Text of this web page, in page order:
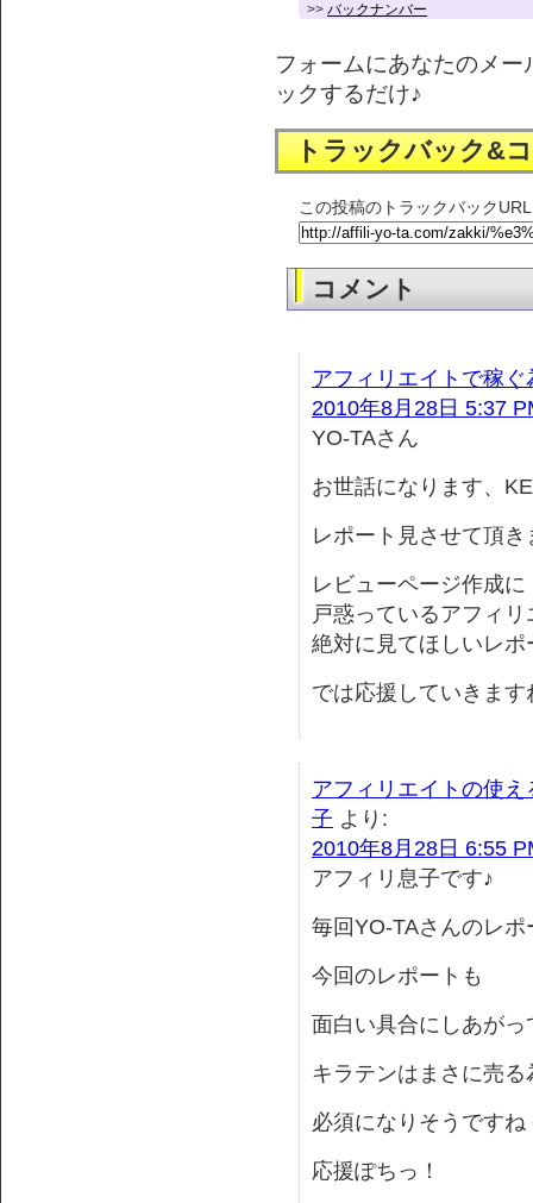
>> バックナンバー
フォームにあなたのメ
ックするだけ♪
トラックバック&
この投稿のトラックバック
コメント
アフィリエイトで稼
2010年8月28日 5:37
YO-TAさん
お世話になります、
レポート見させて頂き
レビューページ作成に
戸惑っているアフィ
絶対に見てほしいレ
では応援していきます
アフィリエイトの使
子 より:
2010年8月28日 6:55
アフィリ息子です♪
毎回YO-TAさんのレ
今回のレポートも
面白い具合にしあが
キラテンはまさに売る
必須になりそうですね
応援ぽちっ！